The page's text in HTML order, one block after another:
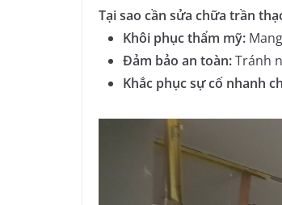
Tại sao cần sửa chữa trần
Khôi phục thẩm mỹ:
Đảm bảo an toàn:Tránh
Khắc phục sự cố nhanh